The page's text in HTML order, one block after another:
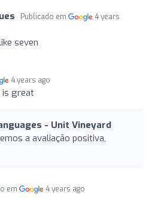
Publicado em
4 years
seven
4 years ago
is great
​​- Unit Vineyard
a avaliação positiva,
em 4 years ago